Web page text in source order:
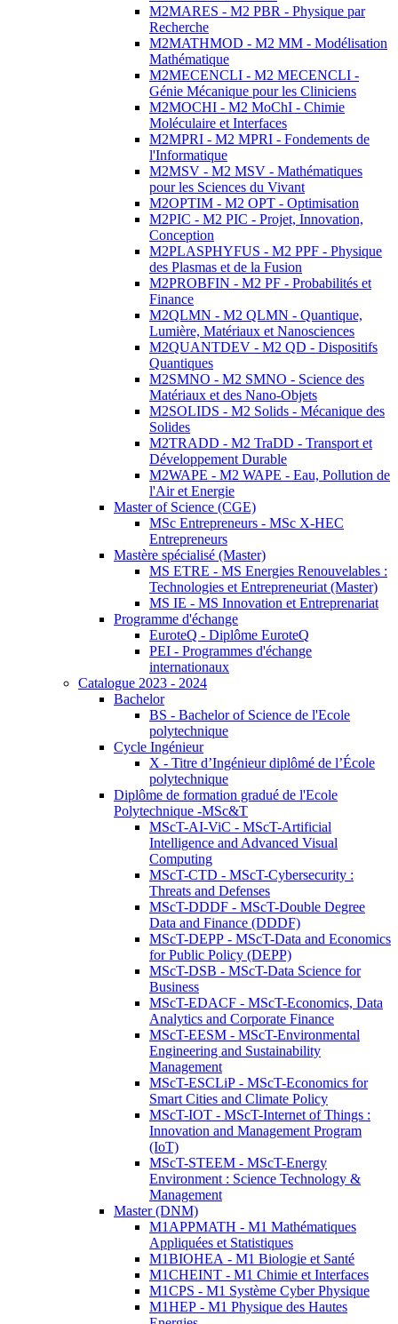
M2MARES - M2 PBR - Physique par
Recherche
M2MATHMOD - M2 MM - Modélisation
Mathématique
M2MECENCLI - M2 MECENCLI -
Génie Mécanique pour les Cliniciens
M2MOCHI - M2 MoChI - Chimie
Moléculaire et Interfaces
M2MPRI - M2 MPRI - Fondements de
l'Informatique
M2MSV - M2 MSV - Mathématiques
pour les Sciences du Vivant
M2OPTIM - M2 OPT - Optimisation
M2PIC - M2 PIC - Projet, Innovation,
Conception
M2PLASPHYFUS - M2 PPF - Physique
des Plasmas et de la Fusion
M2PROBFIN - M2 PF - Probabilités et
Finance
M2QLMN - M2 QLMN - Quantique,
Lumière, Matériaux et Nanosciences
M2QUANTDEV - M2 QD - Dispositifs
Quantiques
M2SMNO - M2 SMNO - Science des
Matériaux et des Nano-Objets
M2SOLIDS - M2 Solids - Mécanique des
Solides
M2TRADD - M2 TraDD - Transport et
Développement Durable
M2WAPE - M2 WAPE - Eau, Pollution de
l'Air et Energie
Master of Science (CGE)
MSc Entrepreneurs - MSc X-HEC
Entrepreneurs
Mastère spécialisé (Master)
MS ETRE - MS Energies Renouvelables :
Technologies et Entrepreneuriat (Master)
MS IE - MS Innovation et Entreprenariat
Programme d'échange
EuroteQ - Diplôme EuroteQ
PEI - Programmes d'échange
internationaux
Catalogue 2023 - 2024
Bachelor
BS - Bachelor of Science de l'Ecole
polytechnique
Cycle Ingénieur
X - Titre d’Ingénieur diplômé de l’École
polytechnique
Diplôme de formation gradué de l'Ecole
Polytechnique -MSc&T
MScT-AI-ViC - MScT-Artificial
Intelligence and Advanced Visual
Computing
MScT-CTD - MScT-Cybersecurity :
Threats and Defenses
MScT-DDDF - MScT-Double Degree
Data and Finance (DDDF)
MScT-DEPP - MScT-Data and Economics
for Public Policy (DEPP)
MScT-DSB - MScT-Data Science for
Business
MScT-EDACF - MScT-Economics, Data
Analytics and Corporate Finance
MScT-EESM - MScT-Environmental
Engineering and Sustainability
Management
MScT-ESCLiP - MScT-Economics for
Smart Cities and Climate Policy
MScT-IOT - MScT-Internet of Things :
Innovation and Management Program
(IoT)
MScT-STEEM - MScT-Energy
Environment : Science Technology &
Management
Master (DNM)
M1APPMATH - M1 Mathématiques
Appliquées et Statistiques
M1BIOHEA - M1 Biologie et Santé
M1CHEINT - M1 Chimie et Interfaces
M1CPS - M1 Système Cyber Physique
M1HEP - M1 Physique des Hautes